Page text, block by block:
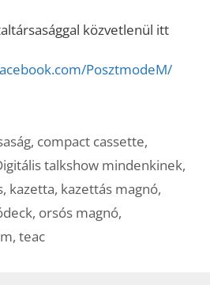
közvetlenül itt
PosztmodeM/
, compact cassette,
talkshow mindenkinek,
, kazetta, kazettás magnó,
, orsós magnó,
, teac